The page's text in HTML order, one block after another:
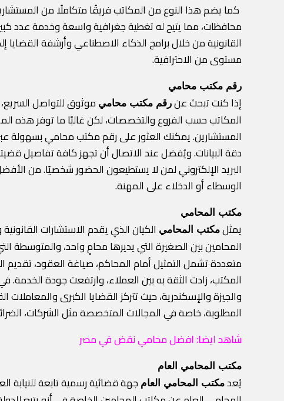
كما يضم هذا النوع من المكاتب فريقًا متكاملًا من
محافظات، مما يتيح له تغطية جغرافية واسعة وخدمة عدد
القانونية من خلال برامج الذكاء الاصطناعي وأرشفة القضايا
مستوى من الاحترافية.
رقم مكتب محامي
إذا كنت تبحث عن رقم مكتب محامي موثوق للتواصل
المكاتب حسب الفروع والتخصصات، لكن غالبًا ما توفر هذه
المستشارين. يمكنك العثور على رقم مكتب محامي بسهولة
دقة البيانات. ويُفضل عند الاتصال أن تجهز كافة تفاصيل
البريد الإلكتروني لمن لا يستطيعون الحضور شخصيًا. من
الوسطاء أو الدخلاء على المهنة.
مكتب المحامي
يمثل مكتب المحامي الكيان الذي يقدم الاستشارات
المحامين بين الصغيرة التي يديرها محامٍ واحد،
متعددة تشمل التمثيل أمام المحاكم، صياغة العقود،
المكتب، زادت الثقة به بين العملاء، وارتفعت جودة
والجيزة والإسكندرية، حيث تتركز القضايا الكبرى
المطلوبة، خاصة في المجالات المتخصصة مثل الشركات،
شاهد ايضا:افضل محامي نقض في مصر
مكتب المحامي العام
يُعد مكتب المحامي العام جهة قضائية رسمية تابعة للنيابة